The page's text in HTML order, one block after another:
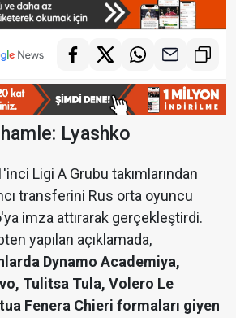
Lyashko
Ligi A Grubu takımlarından
transferini Rus orta oyuncu
imza attırarak gerçekleştirdi.
yapılan açıklamada,
Dynamo Academiya,
Tulitsa Tula, Volero Le
Fenera Chieri formaları giyen